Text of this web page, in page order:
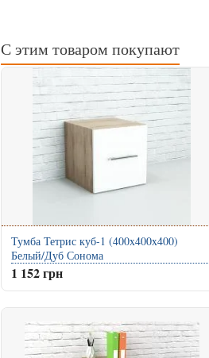
С этим товаром покупают
Тумба Тетрис куб-1 (400x400x400)
Белый/Дуб Сонома
1 152 грн